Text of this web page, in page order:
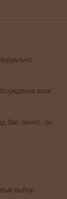
всех
Вас лично, он
выбор